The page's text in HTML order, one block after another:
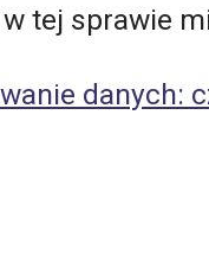
tej sprawie
danych: